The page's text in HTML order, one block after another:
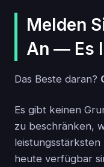
Melden
An — Es
Das Beste daran?
Es gibt keinen
zu beschränken,
heute verfügbar